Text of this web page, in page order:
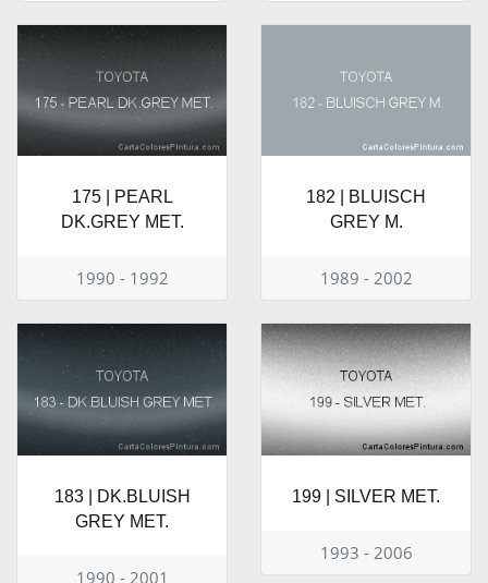
175 | PEARL
DK.GREY MET.
1990 - 1992
182 | BLUISCH
GREY M.
1989 - 2002
183 | DK.BLUISH
GREY MET.
1990 - 2001
199 | SILVER MET.
1993 - 2006